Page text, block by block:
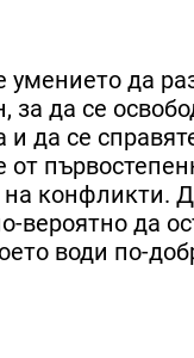
да
да се
и да се
конфликти.
вероятно да
води по-